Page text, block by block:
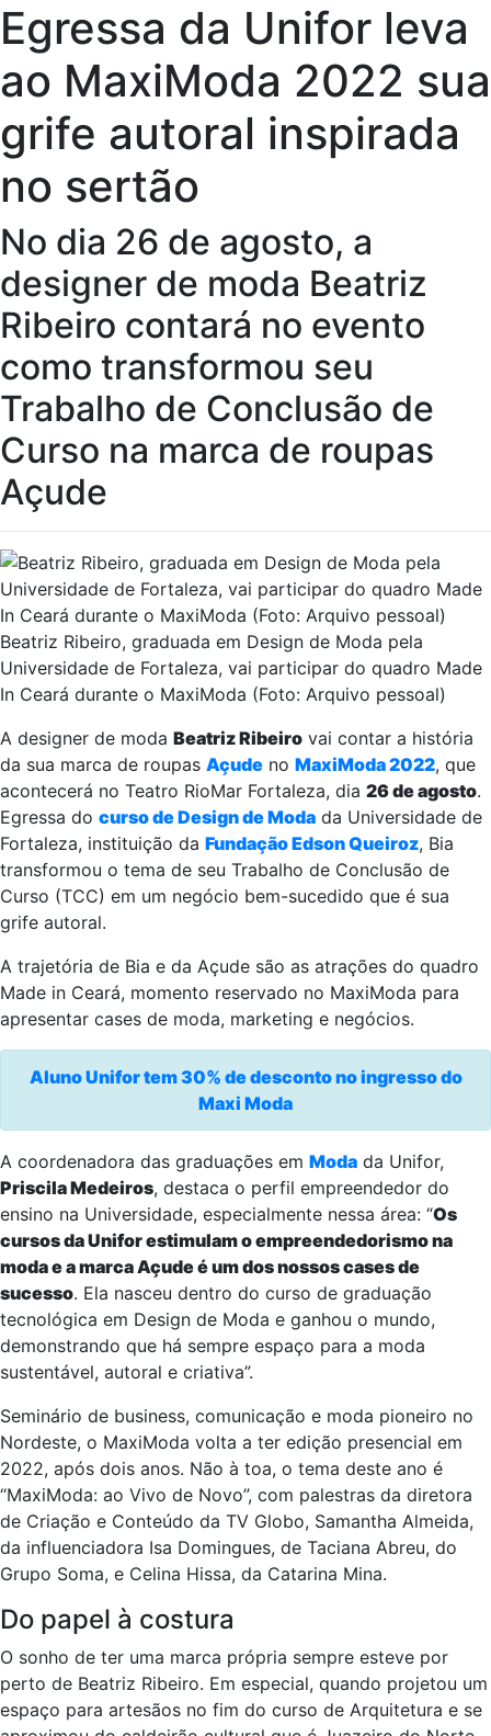
Egressa da Unifor leva
ao MaxiModa 2022 sua
grife autoral inspirada
no sertão
No dia 26 de agosto, a
designer de moda Beatriz
Ribeiro contará no evento
como transformou seu
Trabalho de Conclusão de
Curso na marca de roupas
Açude
Beatriz Ribeiro, graduada em Design de Moda pela
Universidade de Fortaleza, vai participar do quadro Made
In Ceará durante o MaxiModa (Foto: Arquivo pessoal)
A designer de moda Beatriz Ribeiro vai contar a história
da sua marca de roupas Açude no MaxiModa 2022, que
acontecerá no Teatro RioMar Fortaleza, dia 26 de agosto.
Egressa do curso de Design de Moda da Universidade de
Fortaleza, instituição da Fundação Edson Queiroz, Bia
transformou o tema de seu Trabalho de Conclusão de
Curso (TCC) em um negócio bem-sucedido que é sua
grife autoral.
A trajetória de Bia e da Açude são as atrações do quadro
Made in Ceará, momento reservado no MaxiModa para
apresentar cases de moda, marketing e negócios.
Aluno Unifor tem 30% de desconto no ingresso do
Maxi Moda
A coordenadora das graduações em Moda da Unifor,
Priscila Medeiros, destaca o perfil empreendedor do
ensino na Universidade, especialmente nessa área: “Os
cursos da Unifor estimulam o empreendedorismo na
moda e a marca Açude é um dos nossos cases de
sucesso. Ela nasceu dentro do curso de graduação
tecnológica em Design de Moda e ganhou o mundo,
demonstrando que há sempre espaço para a moda
sustentável, autoral e criativa”.
Seminário de business, comunicação e moda pioneiro no
Nordeste, o MaxiModa volta a ter edição presencial em
2022, após dois anos. Não à toa, o tema deste ano é
“MaxiModa: ao Vivo de Novo”, com palestras da diretora
de Criação e Conteúdo da TV Globo, Samantha Almeida,
da influenciadora Isa Domingues, de Taciana Abreu, do
Grupo Soma, e Celina Hissa, da Catarina Mina.
Do papel à costura
O sonho de ter uma marca própria sempre esteve por
perto de Beatriz Ribeiro. Em especial, quando projetou um
espaço para artesãos no fim do curso de Arquitetura e se